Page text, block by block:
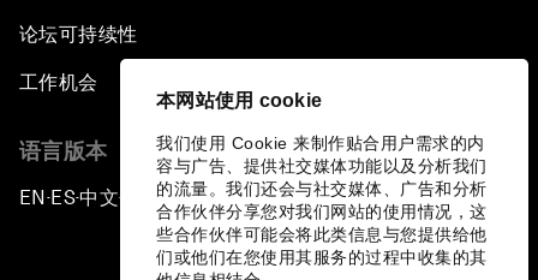
本网站使用 cookie
我们使用 Cookie 来制作贴合用户需求的内
容与广告、提供社交媒体功能以及分析我们
的流量。我们还会与社交媒体、广告和分析
合作伙伴分享您对我们网站的使用情况，这
些合作伙伴可能会将此类信息与您提供给他
们或他们在您使用其服务的过程中收集的其
论坛可持续性
工作机会
语言版本
EN ▪ES▪中文▪ 日本語